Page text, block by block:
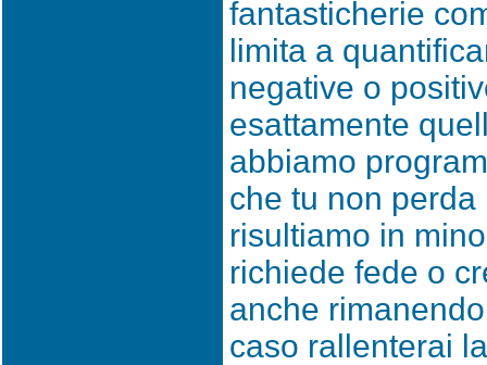
fantasticherie
limita a
negative o
esattamente
abbiamo
che tu non
risultiamo in
richiede fede o
anche
caso rallenterai